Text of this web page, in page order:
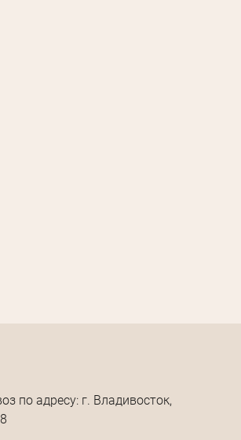
по адресу: г. Владивосток,